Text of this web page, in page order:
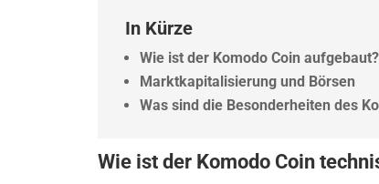
In Kürze
Wie ist der Komodo Coin aufgebaut?
Marktkapitalisierung und Börsen
Was sind die Besonderheiten des
Wie ist der Komodo Coin